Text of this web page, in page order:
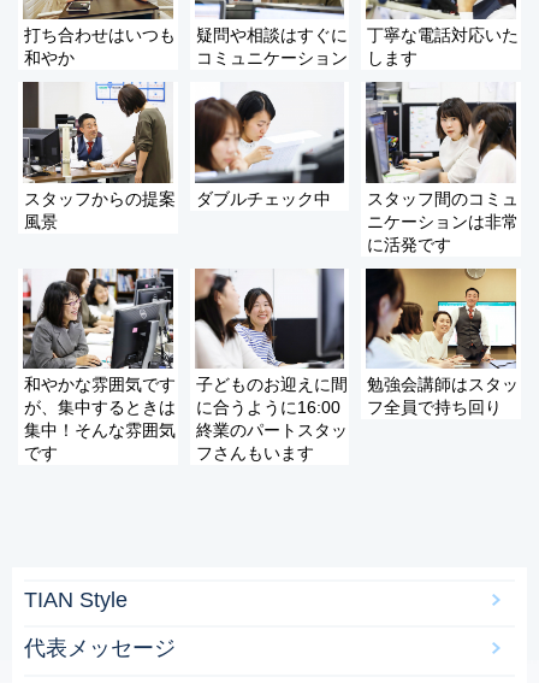
打ち合わせはいつも
和やか
疑問や相談はすぐに
コミュニケーション
丁寧な電話対応いた
します
スタッフからの提案
風景
ダブルチェック中
スタッフ間のコミュ
ニケーションは非常
に活発です
和やかな雰囲気です
が、集中するときは
集中！そんな雰囲気
です
子どものお迎えに間
に合うように16:00
終業のパートスタッ
フさんもいます
勉強会講師はスタッ
フ全員で持ち回り
TIAN Style
代表メッセージ